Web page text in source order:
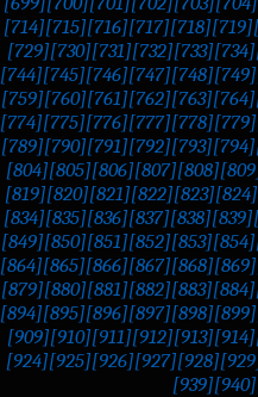
[714][715][716][717][718][719]
[729][730][731][732][733][734]
[744][745][746][747][748][749]
[759][760][761][762][763][764]
[774][775][776][777][778][779]
[789][790][791][792][793][794]
[804][805][806][807][808]
[819][820][821][822][823][824]
[834][835][836][837][838][839]
[849][850][851][852][853][854]
[864][865][866][867][868][869]
[879][880][881][882][883][884]
[894][895][896][897][898][899]
[909][910][911][912][913][914]
[924][925][926][927][928]
[939][940]